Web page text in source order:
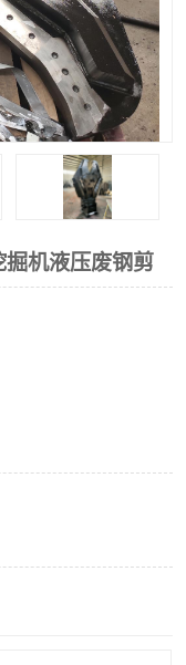
机液压废钢剪
载机